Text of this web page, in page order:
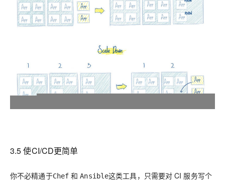
3.5 使CI/CD更简单
你不必精通于Chef 和Ansible这类工具，只需要对 CI 服务写个